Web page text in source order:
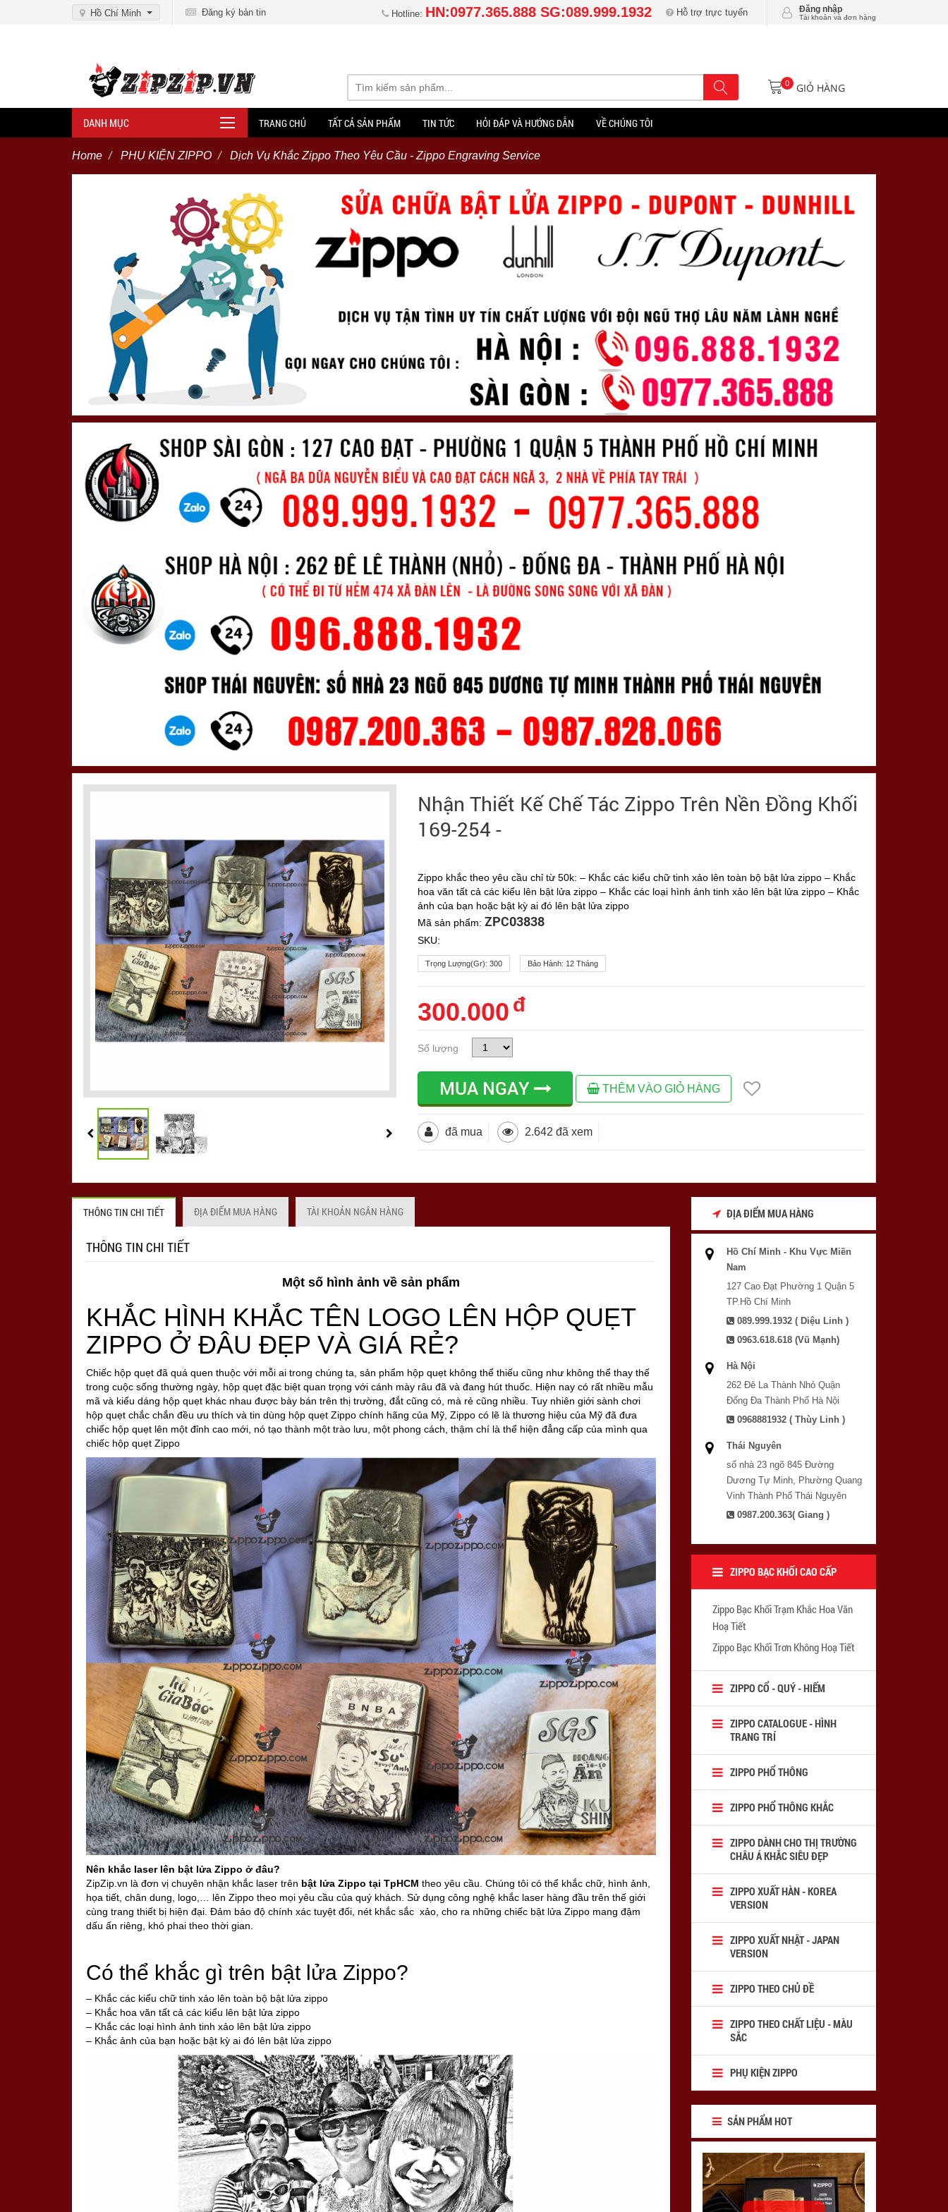
Hồ Chí Minh Đăng ký bản tin Hotline: HN:0977.365.888 SG:089.999.1932 Hỗ trợ trực tuyến Đăng nhập
Tài khoản và đơn hàng
0 GIỎ HÀNG
DANH MỤC TRANG CHỦ TẤT CẢ SẢN PHẨM TIN TỨC HỎI ĐÁP VÀ HƯỚNG DẪN VỀ CHÚNG TÔI
Home PHỤ KIỆN ZIPPO Dịch Vụ Khắc Zippo Theo Yêu Cầu - Zippo Engraving Service
Nhận Thiết Kế Chế Tác Zippo Trên Nền Đồng Khối
169-254 -
Zippo khắc theo yêu cầu chỉ từ 50k: – Khắc các kiểu chữ tinh xảo lên toàn bộ bật lửa zippo – Khắc
hoa văn tất cả các kiểu lên bật lửa zippo – Khắc các loại hình ảnh tinh xảo lên bật lửa zippo – Khắc
ảnh của bạn hoặc bật kỳ ai đó lên bật lửa zippo
Mã sản phẩm:ZPC03838
SKU:
Trọng Lượng(gr):300 Bảo Hành: 12 Tháng
300.000 đ
Số lượng
MUA NGAY THÊM VÀO GIỎ HÀNG
đã mua 2.642 đã xem
THÔNG TIN CHI TIẾT ĐỊA ĐIỂM MUA HÀNG TÀI KHOẢN NGÂN HÀNG
THÔNG TIN CHI TIẾT
Một số hình ảnh về sản phẩm
KHẮC HÌNH KHẮC TÊN LOGO LÊN HỘP QUẸT
ZIPPO Ở ĐÂU ĐẸP VÀ GIÁ RẺ?
Chiếc hộp quẹt đã quá quen thuộc với mỗi ai trong chúng ta, sản phẩm hộp quẹt không thể thiếu cũng như không thể thay thế
trong cuộc sống thường ngày, hộp quẹt đặc biệt quan trọng với cánh mày râu đã và đang hút thuốc. Hiện nay có rất nhiều mẫu
mã và kiểu dáng hộp quẹt khác nhau được bày bán trên thị trường, đắt cũng có, mà rẻ cũng nhiều. Tuy nhiên giới sành chơi
hộp quẹt chắc chắn đều ưu thích và tin dùng hộp quẹt Zippo chính hãng của Mỹ, Zippo có lẽ là thương hiệu của Mỹ đã đưa
chiếc hộp quẹt lên một đỉnh cao mới, nó tạo thành một trào lưu, một phong cách, thậm chí là thể hiện đẳng cấp của mình qua
chiếc hộp quẹt Zippo
Nên khắc laser lên bật lửa Zippo ở đâu?
ZipZip.vn là đơn vị chuyên nhận khắc laser trên bật lửa Zippo tại TpHCM theo yêu cầu. Chúng tôi có thể khắc chữ, hình ảnh,
họa tiết, chân dung, logo,… lên Zippo theo mọi yêu cầu của quý khách. Sử dụng công nghệ khắc laser hàng đầu trên thế giới
cùng trang thiết bị hiện đại. Đảm bảo độ chính xác tuyệt đối, nét khắc sắc xảo, cho ra những chiếc bật lửa Zippo mang đậm
dấu ấn riêng, khó phai theo thời gian.
Có thể khắc gì trên bật lửa Zippo?
– Khắc các kiểu chữ tinh xảo lên toàn bộ bật lửa zippo
– Khắc hoa văn tất cả các kiểu lên bật lửa zippo
– Khắc các loại hình ảnh tinh xảo lên bật lửa zippo
– Khắc ảnh của bạn hoặc bật kỳ ai đó lên bật lửa zippo
ĐỊA ĐIỂM MUA HÀNG
Hồ Chí Minh - Khu Vực Miền
Nam
127 Cao Đạt Phường 1 Quận 5
TP.Hồ Chí Minh
089.999.1932 ( Diệu Linh )
0963.618.618 (Vũ Mạnh)
Hà Nội
262 Đê La Thành Nhỏ Quận
Đống Đa Thành Phố Hà Nội
0968881932 ( Thùy Linh )
Thái Nguyên
số nhà 23 ngõ 845 Đường
Dương Tự Minh, Phường Quang
Vinh Thành Phố Thái Nguyên
0987.200.363( Giang )
ZIPPO BẠC KHỐI CAO CẤP
Zippo Bạc Khối Trạm Khắc Hoa Văn
Hoạ Tiết
Zippo Bạc Khối Trơn Không Hoạ Tiết
ZIPPO CỔ - QUÝ - HIẾM
ZIPPO CATALOGUE - HÌNH
TRANG TRÍ
ZIPPO PHỔ THÔNG
ZIPPO PHỔ THÔNG KHẮC
ZIPPO DÀNH CHO THỊ TRƯỜNG
CHÂU Á KHẮC SIÊU ĐẸP
ZIPPO XUẤT HÀN - KOREA
VERSION
ZIPPO XUẤT NHẬT - JAPAN
VERSION
ZIPPO THEO CHỦ ĐỀ
ZIPPO THEO CHẤT LIỆU - MÀU
SẮC
PHỤ KIỆN ZIPPO
SẢN PHẨM HOT